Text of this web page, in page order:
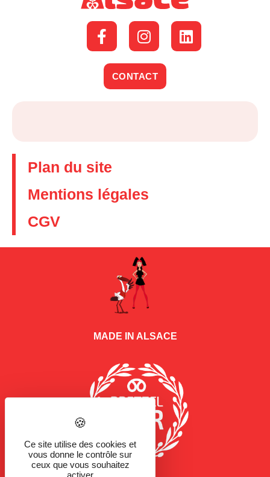
CONTACT
Plan du site
Mentions légales
CGV
MADE IN ALSACE
Ce site utilise des cookies et
vous donne le contrôle sur
ceux que vous souhaitez
activer